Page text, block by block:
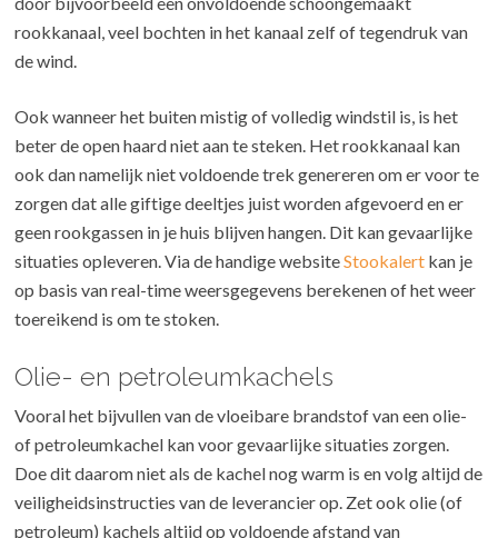
rookkanaal, veel bochten in het kanaal zelf of tegendruk van
de wind.
Ook wanneer het buiten mistig of volledig windstil is, is het
beter de open haard niet aan te steken. Het rookkanaal kan
ook dan namelijk niet voldoende trek genereren om er voor te
zorgen dat alle giftige deeltjes juist worden afgevoerd en er
geen rookgassen in je huis blijven hangen. Dit kan gevaarlijke
situaties opleveren. Via de handige websiteStookalert kan je
op basis van real-time weersgegevens berekenen of het weer
toereikend is om te stoken.
Olie- en petroleumkachels
Vooral het bijvullen van de vloeibare brandstof van een olie-
of petroleumkachel kan voor gevaarlijke situaties zorgen.
Doe dit daarom niet als de kachel nog warm is en volg altijd de
veiligheidsinstructies van de leverancier op. Zet ook olie (of
petroleum) kachels altijd op voldoende afstand van